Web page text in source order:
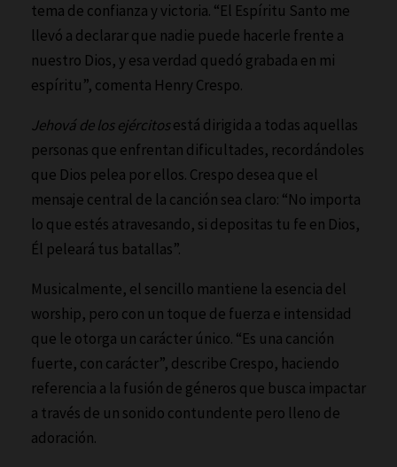
tema de confianza y victoria. “El Espíritu Santo me
llevó a declarar que nadie puede hacerle frente a
nuestro Dios, y esa verdad quedó grabada en mi
espíritu”, comenta Henry Crespo.
Jehová de los ejércitosestá dirigida a todas aquellas
personas que enfrentan dificultades, recordándoles
que Dios pelea por ellos. Crespo desea que el
mensaje central de la canción sea claro: “No importa
lo que estés atravesando, si depositas tu fe en Dios,
Él peleará tus batallas”.
Musicalmente, el sencillo mantiene la esencia del
worship, pero con un toque de fuerza e intensidad
que le otorga un carácter único. “Es una canción
fuerte, con carácter”, describe Crespo, haciendo
referencia a la fusión de géneros que busca impactar
a través de un sonido contundente pero lleno de
adoración.